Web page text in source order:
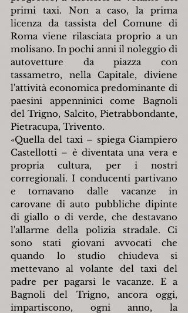
primi taxi. Non a caso, la prima
licenza da tassista del Comune di
Roma viene rilasciata proprio a un
molisano. In pochi anni il noleggio di
autovetture da piazza con
tassametro, nella Capitale, diviene
l'attività economica predominante di
paesini appenninici come Bagnoli
del Trigno, Salcito, Pietrabbondante,
Pietracupa, Trivento.
«Quella del taxi – spiega Giampiero
Castellotti – è diventata una vera e
propria cultura, per i nostri
corregionali. I conducenti partivano
e tornavano dalle vacanze in
carovane di auto pubbliche dipinte
di giallo o di verde, che destavano
l'allarme della polizia stradale. Ci
sono stati giovani avvocati che
quando lo studio chiudeva si
mettevano al volante del taxi del
padre per pagarsi le vacanze. E a
Bagnoli del Trigno, ancora oggi,
impartiscono, ogni anno, la